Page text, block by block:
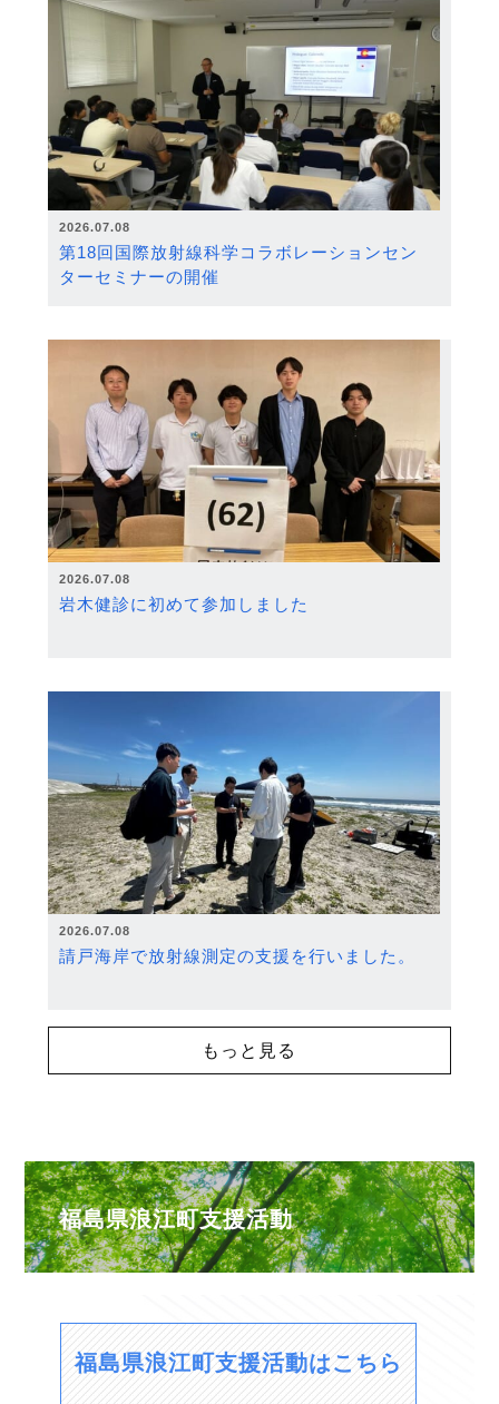
2026.07.08
第18回国際放射線科学コラボレーションセン
ターセミナーの開催
2026.07.08
岩木健診に初めて参加しました
2026.07.08
請戸海岸で放射線測定の支援を行いました。
もっと見る
福島県浪江町支援活動
福島県浪江町支援活動はこちら